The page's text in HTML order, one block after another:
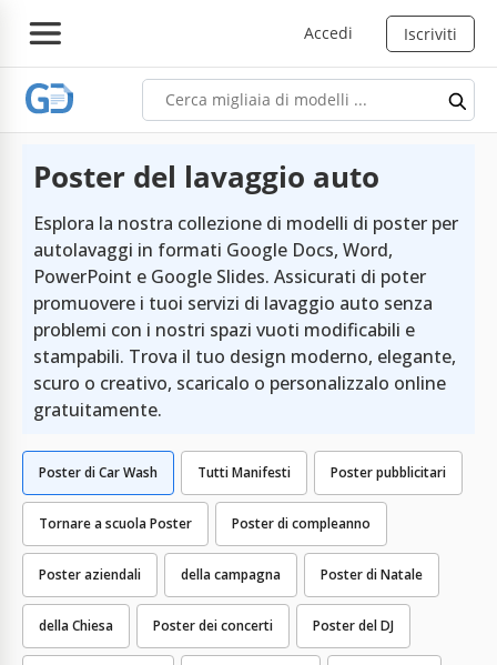
Accedi Iscriviti
Poster del lavaggio auto
Esplora la nostra collezione di modelli di poster per
autolavaggi in formati Google Docs, Word,
PowerPoint e Google Slides. Assicurati di poter
promuovere i tuoi servizi di lavaggio auto senza
problemi con i nostri spazi vuoti modificabili e
stampabili. Trova il tuo design moderno, elegante,
scuro o creativo, scaricalo o personalizzalo online
gratuitamente.
Tutti Manifesti Poster pubblicitari
Tornare a scuola Poster Poster di compleanno
Poster aziendali della campagna
Poster di Car Wash
Poster di Natale
della Chiesa Poster dei concerti Poster del DJ